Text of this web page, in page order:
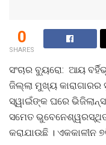
0
SHARES
ସଂଚାର ବ୍ୟୁରୋ: ଆୟ
ଜିଲ୍ଲା ମୁଖ୍ୟ
ସ୍ୱାଇଁଙ୍କ ଘରେ
ସମେତ
କରାଯାଉଛି । ଏକକାଳୀନ